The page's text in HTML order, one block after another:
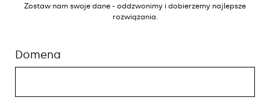
Zostaw nam swoje dane - oddzwonimy i dobierzemy najlepsze
rozwiązania.
Domena